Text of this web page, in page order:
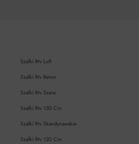
Szafki Rtv Loft
Szafki Rtv Beton
Szafki Rtv Szare
Szafki Rtv 150 Cm
Szafki Rtv Skandynawskie
Szafki Rtv 120 Cm